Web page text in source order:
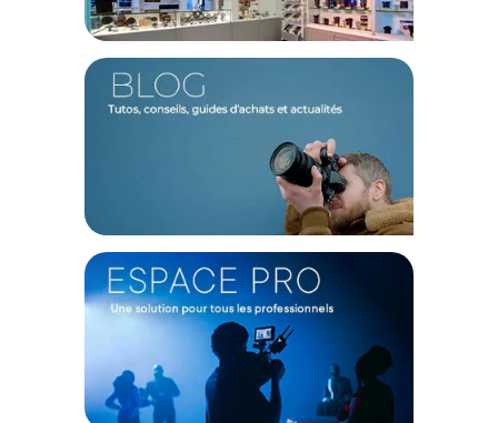
Couleur : Rouge
Matériau : Alliage d'aluminium
Poids : 4.7g
Dimensions : 56x5.8mm
JJC Anneau de décoration d'objectif rouge RN-GR3X pour
Ricoh GRIIIx
Code EAN JJC Anneau de décoration d'objectif rouge RN-GR3X
pour Ricoh GRIIIx - Bouchons et accessoires - Achat & prix :
Garantie 2 ans
(1) Sous réserve d'éligibilité.